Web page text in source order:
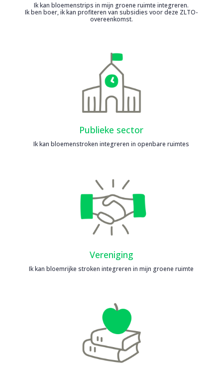
Ik kan bloemenstrips in mijn groene ruimte integreren.
Ik ben boer, ik kan profiteren van subsidies voor deze ZLTO-
overeenkomst.
Publieke sector
Ik kan bloemenstroken integreren in openbare ruimtes
Vereniging
Ik kan bloemrijke stroken integreren in mijn groene ruimte